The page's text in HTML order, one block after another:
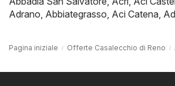
Adrano Abbiategrasso Aci Catena
Pagina iniziale Offerte Casalecchio di Reno